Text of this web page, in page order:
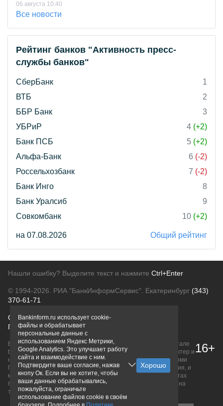
06 августа 10:40
Все новости
Рейтинг банков "Активность пресс-
службы банков"
СберБанк
1
ВТБ
2
ББР Банк
3
УБРиР
4 (+2)
Банк ПСБ
5 (+2)
Альфа-Банк
6 (-2)
Россельхозбанк
7 (-2)
Банк Инго
8
Банк Уралсиб
9
Совкомбанк
10 (+2)
на 07.08.2026 Общий рейтинг
Нашли ошибку? Выделите текст и нажмите Ctrl+Enter
© 1994-2026. РИА "БанкИнформСервис". Екатеринбург (343)
370-61-71
О проектеПолитика конфиденциальности
Правовая информацияДля рекламодателей
Вся информация о продуктах банков, размещенная на портале
bankinform.ru, носит исключительно ознакомительный характер и
не является публичной офертой, определяемой положениями
ГК РФ. Информация не содержит точного и полного описания, и
может быть изменена. Конечные условия уточняйте на сайтах
банков или при личном обращении. Исключительное право на
товарные знаки принадлежит их правообладателям.
16+
Bankinform.ru использует cookie-
файлы и обрабатывает
персональные данные с
использованием Яндекс Метрики,
Google Analytics. Это улучшает работу
сайта и взаимодействие с ним.
Подтвердите ваше согласие, нажав
кнопу Ок. Если вы не хотите, чтобы
ваши данные обрабатывались,
пожалуйста, ограничьте
использование файлов cookie в своём